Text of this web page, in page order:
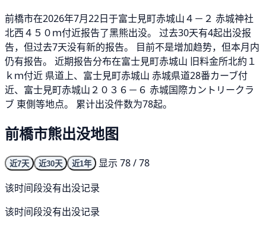
前橋市在2026年7月22日于富士見町赤城山４－２ 赤城神社
北西４５０ｍ付近报告了黑熊出没。 过去30天有4起出没报
告，但过去7天没有新的报告。 目前不是增加趋势，但本月内
仍有报告。 近期报告分布在富士見町赤城山 旧料金所北約１
ｋｍ付近 県道上、富士見町赤城山 赤城県道28番カーブ付
近、富士見町赤城山２０３６－６ 赤城国際カントリークラ
ブ 東側等地点。 累计出没件数为78起。
前橋市熊出没地图
近7天 近30天 近1年
显示 78 / 78
该时间段没有出没记录
该时间段没有出没记录